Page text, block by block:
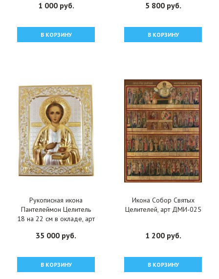
Пантелеймоном
ОПИ-2086
1 000 руб.
В КОРЗИНУ
5 800 руб.
В КОРЗИНУ
Рукописная икона
Пантелеймон Целитель
18 на 22 см в окладе, арт
35 000 руб.
В КОРЗИНУ
Икона Собор Святых
Целителей, арт ДМИ-025
1 200 руб.
В КОРЗИНУ